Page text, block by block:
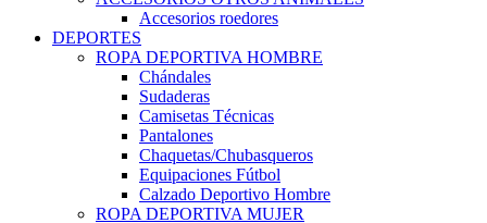
Accesorios roedores
DEPORTES
ROPA DEPORTIVA HOMBRE
Chándales
Sudaderas
Camisetas Técnicas
Pantalones
Chaquetas/Chubasqueros
Equipaciones Fútbol
Calzado Deportivo Hombre
ROPA DEPORTIVA MUJER